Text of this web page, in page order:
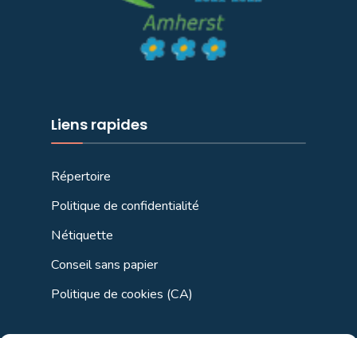
Liens rapides
Répertoire
Politique de confidentialité
Nétiquette
Conseil sans papier
Politique de cookies (CA)